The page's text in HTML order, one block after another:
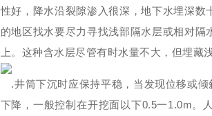
性好，降水沿裂隙渗入很深，地下水埋深
的地区找水要尽力寻找浅部隔水层或相对
上。这种含水层尽管有时水量不大，但埋藏
.井筒下沉时应保持平稳，当发现位移或倾
下降，一般控制在开挖面以下0.5一1.0m。